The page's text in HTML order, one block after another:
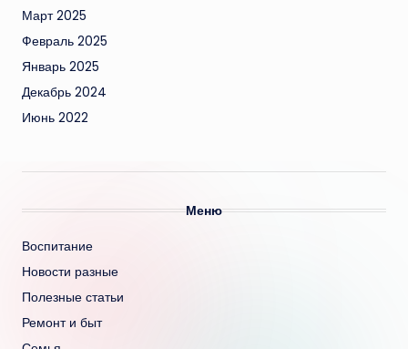
Март 2025
Февраль 2025
Январь 2025
Декабрь 2024
Июнь 2022
Меню
Воспитание
Новости разные
Полезные статьи
Ремонт и быт